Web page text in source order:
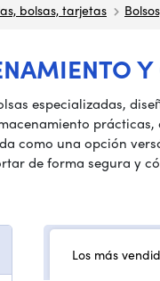
bolsas, tarjetas
especializadas,
como una opción
de forma segura y
Los más